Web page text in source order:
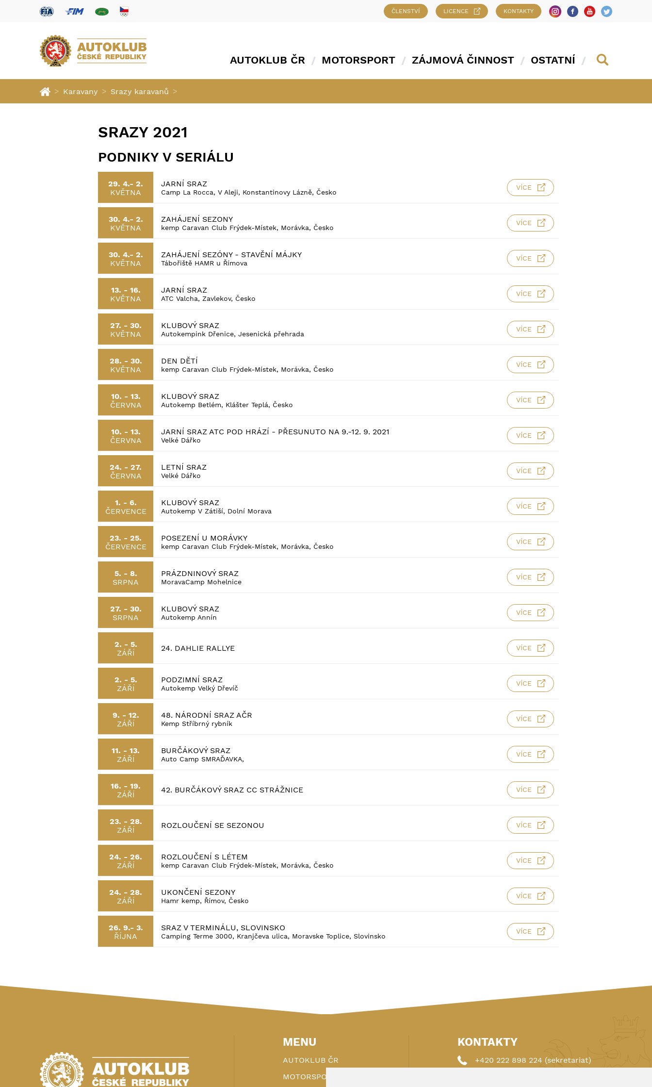
ČLENSTVÍ LICENCE KONTAKTY
AUTOKLUB ČR MOTORSPORT ZÁJMOVÁ ČINNOST OSTATNÍ
> Karavany > Srazy karavanů >
SRAZY 2021
PODNIKY V SERIÁLU
29. 4.- 2.
KVĚTNA
JARNÍ SRAZ
Camp La Rocca, V Aleji, Konstantinovy Lázně, Česko
VÍCE
30. 4.- 2.
KVĚTNA
ZAHÁJENÍ SEZONY
kemp Caravan Club Frýdek-Místek, Morávka, Česko
VÍCE
30. 4.- 2.
KVĚTNA
ZAHÁJENÍ SEZÓNY - STAVĚNÍ MÁJKY
Tábořiště HAMR u Římova
VÍCE
13. - 16.
KVĚTNA
JARNÍ SRAZ
ATC Valcha, Zavlekov, Česko
VÍCE
27. - 30.
KVĚTNA
KLUBOVÝ SRAZ
Autokempink Dřenice, Jesenická přehrada
VÍCE
28. - 30.
KVĚTNA
DEN DĚTÍ
kemp Caravan Club Frýdek-Místek, Morávka, Česko
VÍCE
10. - 13.
ČERVNA
KLUBOVÝ SRAZ
Autokemp Betlém, Klášter Teplá, Česko
VÍCE
10. - 13.
ČERVNA
JARNÍ SRAZ ATC POD HRÁZÍ - PŘESUNUTO NA 9.-12. 9. 2021
Velké Dářko
VÍCE
24. - 27.
ČERVNA
LETNÍ SRAZ
Velké Dářko
VÍCE
1. - 6.
ČERVENCE
KLUBOVÝ SRAZ
Autokemp V Zátiší, Dolní Morava
VÍCE
23. - 25.
ČERVENCE
POSEZENÍ U MORÁVKY
kemp Caravan Club Frýdek-Místek, Morávka, Česko
VÍCE
5. - 8.
SRPNA
PRÁZDNINOVÝ SRAZ
MoravaCamp Mohelnice
VÍCE
27. - 30.
SRPNA
KLUBOVÝ SRAZ
Autokemp Annín
VÍCE
2. - 5.
ZÁŘÍ
24. DAHLIE RALLYE VÍCE
2. - 5.
ZÁŘÍ
PODZIMNÍ SRAZ
Autokemp Velký Dřevíč
VÍCE
9. - 12.
ZÁŘÍ
48. NÁRODNÍ SRAZ AČR
Kemp Stříbrný rybník
VÍCE
11. - 13.
ZÁŘÍ
BURČÁKOVÝ SRAZ
Auto Camp SMRAĎAVKA,
VÍCE
16. - 19.
ZÁŘÍ
42. BURČÁKOVÝ SRAZ CC STRÁŽNICE VÍCE
23. - 28.
ZÁŘÍ
ROZLOUČENÍ SE SEZONOU VÍCE
24. - 26.
ZÁŘÍ
ROZLOUČENÍ S LÉTEM
kemp Caravan Club Frýdek-Místek, Morávka, Česko
VÍCE
24. - 28.
ZÁŘÍ
UKONČENÍ SEZONY
Hamr kemp, Římov, Česko
VÍCE
26. 9.- 3.
ŘÍJNA
SRAZ V TERMINÁLU, SLOVINSKO
Camping Terme 3000, Kranjčeva ulica, Moravske Toplice, Slovinsko
VÍCE
MENU
AUTOKLUB ČR
MOTORSPORT
KONTAKTY
+420 222 898 224 (sekretariat)